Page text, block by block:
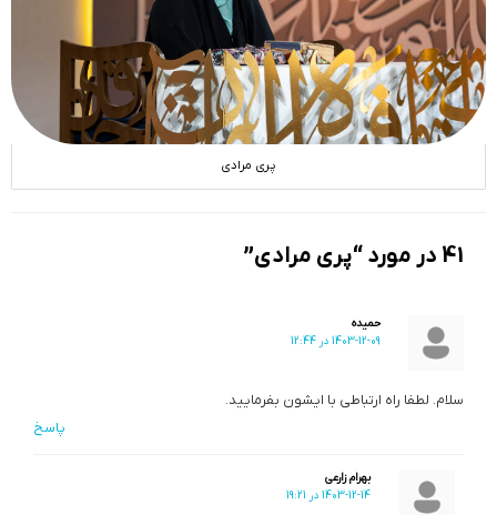
پری مرادی
41 در مورد “پری مرادی”
حمیده
1403-12-09 در 12:44
سلام. لطفا راه ارتباطی با ایشون بفرمایید.
پاسخ
بهرام زارعی
1403-12-14 در 19:21